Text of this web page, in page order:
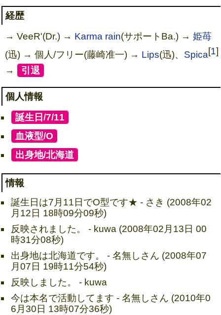
経歴
→ VeeR'(Dr.) → Karma rain(サポートBa.) →姫苺
(迅) → 個人/フリー(藤崎准一) → Lips(迅)、 Spica[1]
→
引退
個人情報
誕生日/7/11
血液型/O
出身地/北海道]
情報
誕生日は7月11日でO型です★ - さき (2008年02
月12日 18時09分09秒)
反映されました。 - kuwa (2008年02月13日 00
時31分08秒)
出身地は北海道です。 - 名無しさん (2008年07
月07日 19時11分54秒)
反映しました。 - kuwa
今は本名で活動してます - 名無しさん (2010年0
6月30日 13時07分36秒)